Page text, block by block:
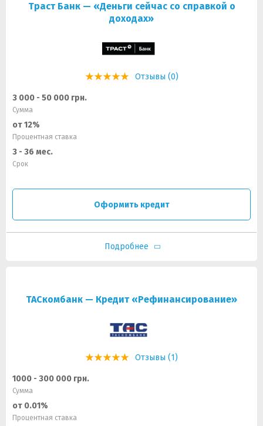
Траст Банк — «Деньги сейчас со справкой о
доходах»
Отзывы (0)
3 000 - 50 000 грн.
Сумма
от 12%
Процентная ставка
3 - 36 мес.
Срок
Оформить кредит
Подробнее
ТАСкомбанк — Кредит «Рефинансирование»
Отзывы (1)
1000 - 300 000 грн.
Сумма
от 0.01%
Процентная ставка